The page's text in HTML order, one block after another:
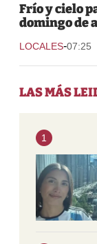
Frío y cielo
domingo de
LOCALES-07:25
LAS MÁS
1